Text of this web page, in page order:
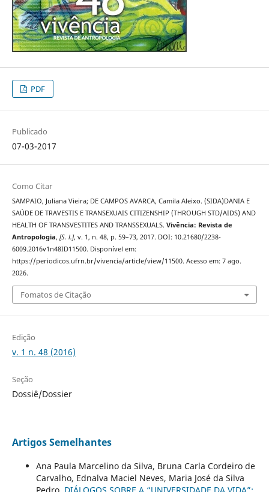
PDF
Publicado
07-03-2017
Como Citar
SAMPAIO, Juliana Vieira; DE CAMPOS AVARCA, Camila Aleixo. (SIDA)DANIA E
SAÚDE DE TRAVESTIS E TRANSEXUAIS CITIZENSHIP (THROUGH STD/AIDS) AND
HEALTH OF TRANSVESTITES AND TRANSSEXUALS. Vivência: Revista de
Antropologia, [S. l.], v. 1, n. 48, p. 59–73, 2017. DOI: 10.21680/2238-
6009.2016v1n48ID11500. Disponível em:
https://periodicos.ufrn.br/vivencia/article/view/11500. Acesso em: 7 ago.
2026.
Fomatos de Citação
Edição
v. 1 n. 48 (2016)
Seção
Dossiê/Dossier
Artigos Semelhantes
Ana Paula Marcelino da Silva, Bruna Carla Cordeiro de
Carvalho, Ednalva Maciel Neves, Maria José da Silva